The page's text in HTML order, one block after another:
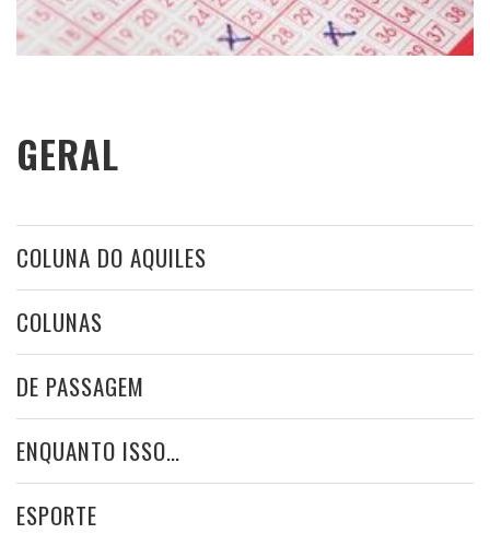
GERAL
COLUNA DO AQUILES
COLUNAS
DE PASSAGEM
ENQUANTO ISSO…
ESPORTE